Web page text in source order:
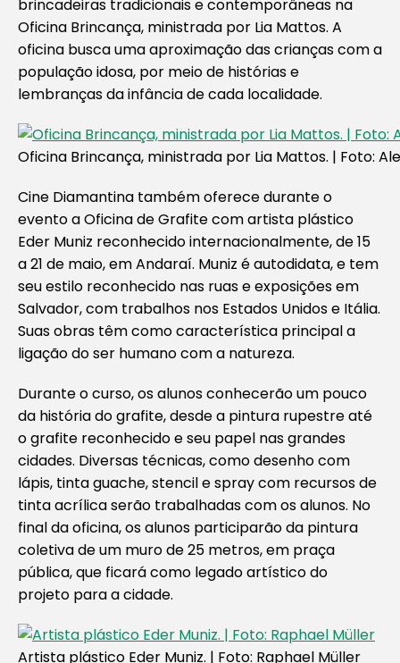
brincadeiras tradicionais e contemporâneas na
Oficina Brincança, ministrada por Lia Mattos. A
oficina busca uma aproximação das crianças com a
população idosa, por meio de histórias e
lembranças da infância de cada localidade.
Oficina Brincança, ministrada por Lia Mattos. | Foto:
Cine Diamantina também oferece durante o
evento a Oficina de Grafite com artista plástico
Eder Muniz reconhecido internacionalmente, de 15
a 21 de maio, em Andaraí. Muniz é autodidata, e tem
seu estilo reconhecido nas ruas e exposições em
Salvador, com trabalhos nos Estados Unidos e Itália.
Suas obras têm como característica principal a
ligação do ser humano com a natureza.
Durante o curso, os alunos conhecerão um pouco
da história do grafite, desde a pintura rupestre até
o grafite reconhecido e seu papel nas grandes
cidades. Diversas técnicas, como desenho com
lápis, tinta guache, stencil e spray com recursos de
tinta acrílica serão trabalhadas com os alunos. No
final da oficina, os alunos participarão da pintura
coletiva de um muro de 25 metros, em praça
pública, que ficará como legado artístico do
projeto para a cidade.
Artista plástico Eder Muniz. | Foto: Raphael Müller